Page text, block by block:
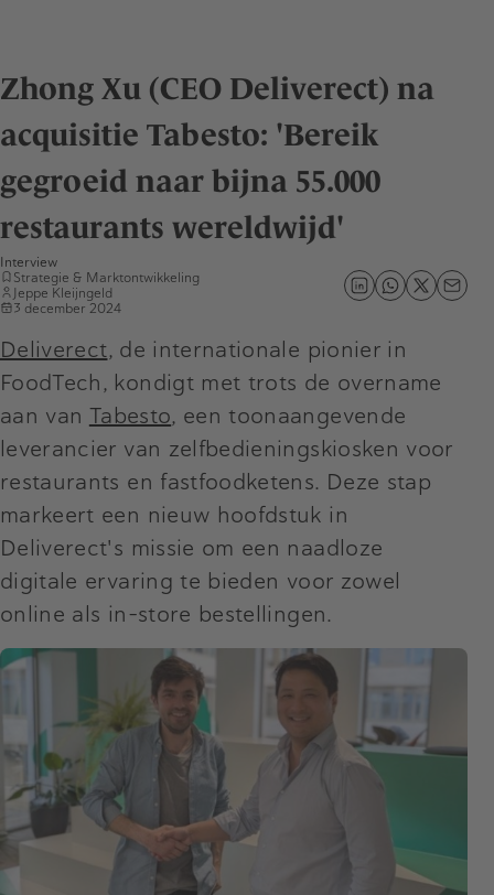
Zhong Xu (CEO Deliverect) na
acquisitie Tabesto: 'Bereik
gegroeid naar bijna 55.000
restaurants wereldwijd'
Interview
Strategie & Marktontwikkeling
Jeppe Kleijngeld
3 december 2024
Deliverect, de internationale pionier in
FoodTech, kondigt met trots de overname
aan van Tabesto, een toonaangevende
leverancier van zelfbedieningskiosken voor
restaurants en fastfoodketens. Deze stap
markeert een nieuw hoofdstuk in
Deliverect's missie om een naadloze
digitale ervaring te bieden voor zowel
online als in-store bestellingen.